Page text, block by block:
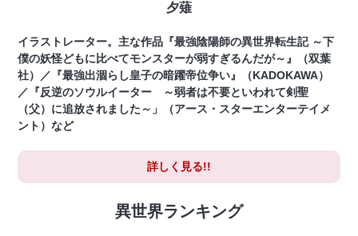
夕薙
イラストレーター。主な作品『最強陰陽師の異世界転生記 ～下
僕の妖怪どもに比べてモンスターが弱すぎるんだが～』（双葉
社）／『最強出涸らし皇子の暗躍帝位争い』（KADOKAWA）
／『反逆のソウルイーター ～弱者は不要といわれて剣聖
（父）に追放されました～」（アース・スターエンターテイメ
ント）など
詳しく見る!!
異世界ランキング